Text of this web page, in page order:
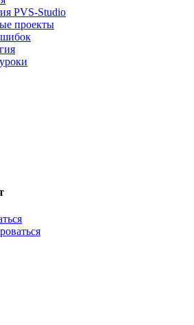
PVS-Studio
проекты